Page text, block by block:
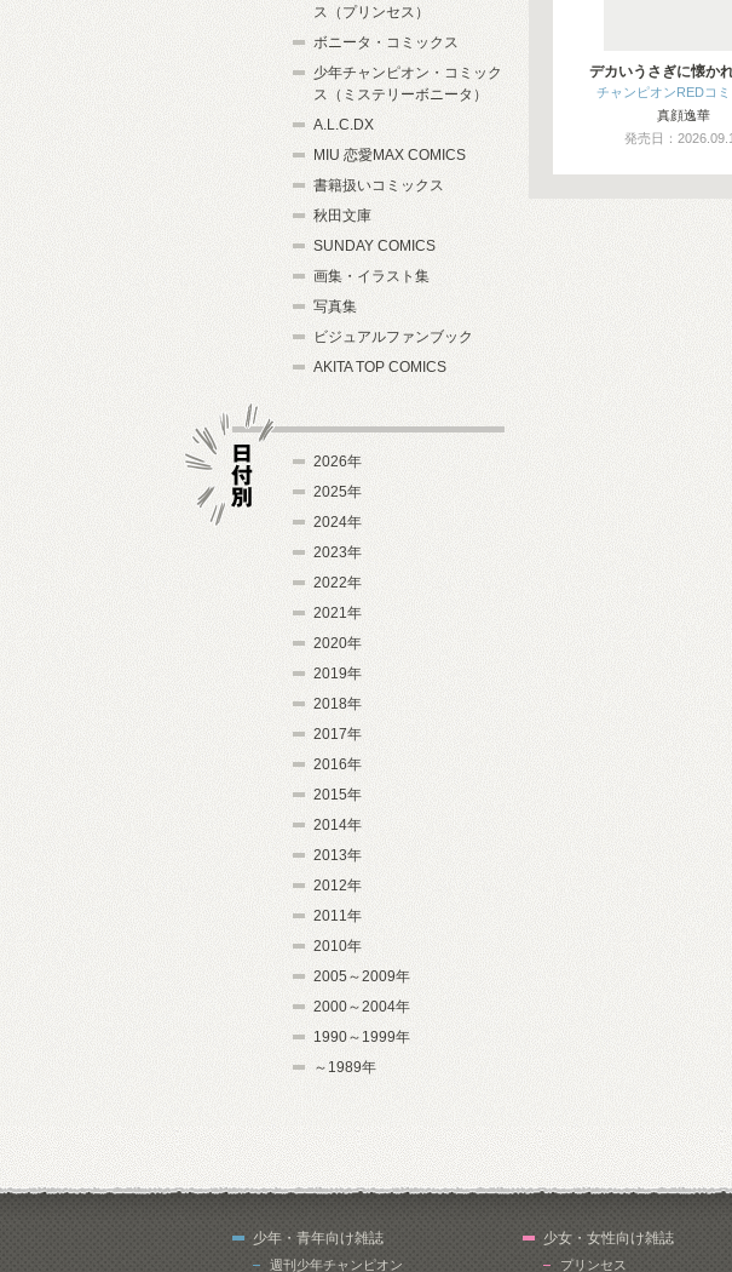
デカいうさぎに懐か
チャンピオンREDコミ
真顔逸華
発売日：
ス（プリンセス）
ボニータ・コミックス
少年チャンピオン・コミック
ス（ミステリーボニータ）
A.L.C.DX
MIU 恋愛MAX COMICS
書籍扱いコミックス
秋田文庫
SUNDAY COMICS
画集・イラスト集
写真集
ビジュアルファンブック
AKITA TOP COMICS
2026年
2025年
2024年
2023年
2022年
2021年
2020年
2019年
2018年
2017年
2016年
2015年
2014年
2013年
2012年
2011年
2010年
2005～2009年
2000～2004年
1990～1999年
～1989年
少年・青年向け雑誌
週刊少年チャンピオン
少女・女性向け雑誌
プリンセス